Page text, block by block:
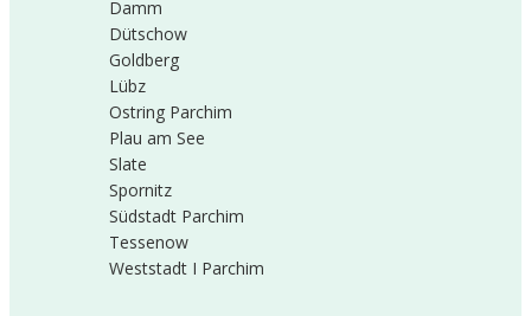
Damm
Dütschow
Goldberg
Lübz
Ostring Parchim
Plau am See
Slate
Spornitz
Südstadt Parchim
Tessenow
Weststadt I Parchim